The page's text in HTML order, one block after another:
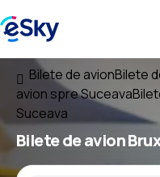
Bilete de avionBilete
avion spre Suceava
Suceava
Bilete de avion